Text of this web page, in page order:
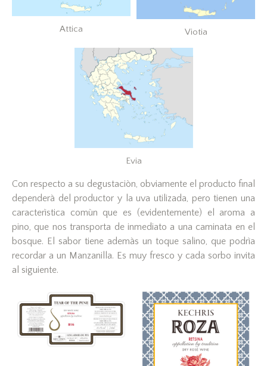
Attica Viotia
Evia
Con respecto a su degustaciòn, obviamente el producto final
dependerà del productor y la uva utilizada, pero tienen una
caracterìstica comùn que es (evidentemente) el aroma a
pino, que nos transporta de inmediato a una caminata en el
bosque. El sabor tiene ademàs un toque salino, que podrìa
recordar a un Manzanilla. Es muy fresco y cada sorbo invita
al siguiente.